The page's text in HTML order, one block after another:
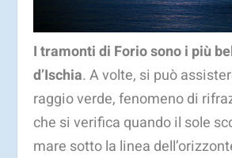
I tramonti di Forio sono i più
d’Ischia. A volte, si può
raggio verde, fenomeno di
che si verifica quando il sole
mare sotto la linea